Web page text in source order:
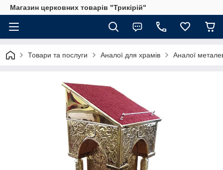
Магазин церковних товарів "Трикірій"
Товари та послуги Аналої для храмів Аналої